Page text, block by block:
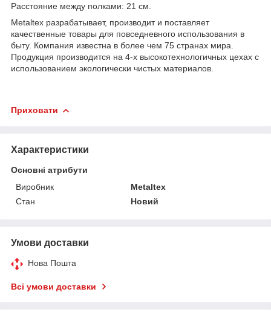
Расстояние между полками: 21 см.
Metaltex разрабатывает, производит и поставляет
качественные товары для повседневного использования в
быту. Компания известна в более чем 75 странах мира.
Продукция производится на 4-х высокотехнологичных цехах с
использованием экологически чистых материалов.
Приховати
Характеристики
Основні атрибути
Виробник
Metaltex
Стан
Новий
Умови доставки
Нова Пошта
Всі умови доставки